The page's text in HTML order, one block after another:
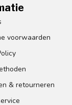
voorwaarden
& retourneren